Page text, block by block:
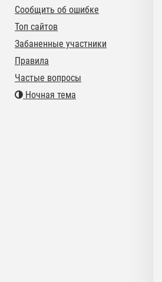
Сообщить об ошибке
Топ сайтов
Забаненные участники
Правила
Частые вопросы
Ночная тема